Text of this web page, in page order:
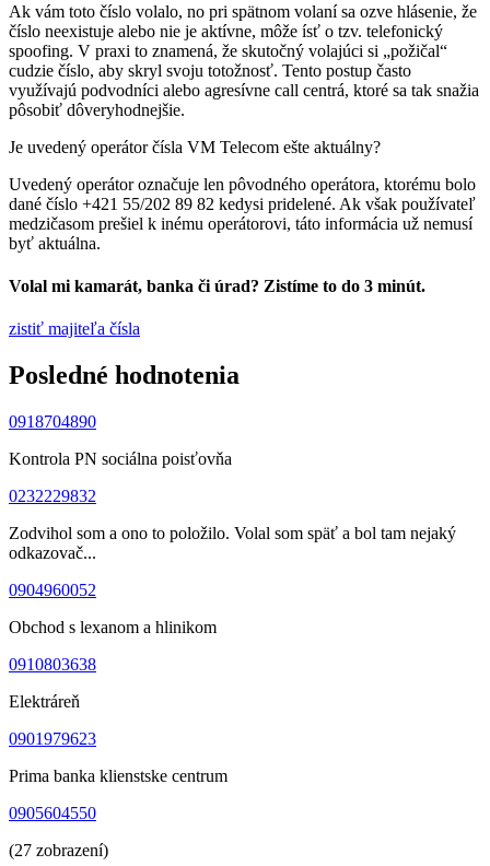
Ak vám toto číslo volalo, no pri spätnom volaní sa ozve hlásenie, že
číslo neexistuje alebo nie je aktívne, môže ísť o tzv. telefonický
spoofing. V praxi to znamená, že skutočný volajúci si „požičal“
cudzie číslo, aby skryl svoju totožnosť. Tento postup často
využívajú podvodníci alebo agresívne call centrá, ktoré sa tak snažia
pôsobiť dôveryhodnejšie.
Je uvedený operátor čísla VM Telecom ešte aktuálny?
Uvedený operátor označuje len pôvodného operátora, ktorému bolo
dané číslo +421 55/202 89 82 kedysi pridelené. Ak však používateľ
medzičasom prešiel k inému operátorovi, táto informácia už nemusí
byť aktuálna.
Volal mi kamarát, banka či úrad? Zistíme to do 3 minút.
zistiť majiteľa čísla
Posledné hodnotenia
0918704890
Kontrola PN sociálna poisťovňa
0232229832
Zodvihol som a ono to položilo. Volal som späť a bol tam nejaký
odkazovač...
0904960052
Obchod s lexanom a hlinikom
0910803638
Elektráreň
0901979623
Prima banka klienstske centrum
0905604550
(27 zobrazení)